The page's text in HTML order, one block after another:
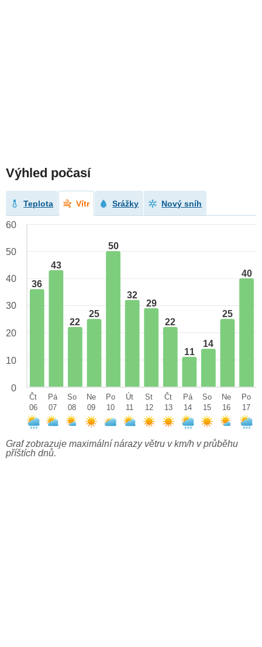
Výhled počasí
Teplota Vítr Srážky Nový sníh
36
43
22
25
50
32
29
22
11
14
25
40
60
50
40
30
20
10
0
Čt
06
Pá
07
So
08
Ne
09
Po
10
Út
11
St
12
Čt
13
Pá
14
So
15
Ne
16
Po
17
Graf zobrazuje maximální nárazy větru v km/h v průběhu
příštích dnů.